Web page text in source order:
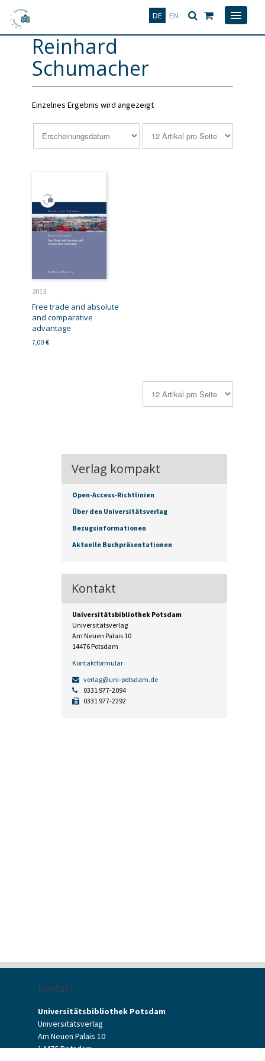
DE EN
Deutsch
Reinhard
Schumacher
Einzelnes Ergebnis wird angezeigt
2013
Free trade and absolute
and comparative
advantage
7,00 €
Verlag kompakt
Open-Access-Richtlinien
Über den Universitätsverlag
Bezugsinformationen
Aktuelle Buchpräsentationen
Kontakt
Universitätsbibliothek Potsdam
Universitätsverlag
Am Neuen Palais 10
14476 Potsdam
Kontaktformular
verlag@uni-potsdam.de
0331 977-2094
0331 977-2292
Kontakt
Universitätsbibliothek Potsdam
Universitätsverlag
Am Neuen Palais 10
14476 Potsdam